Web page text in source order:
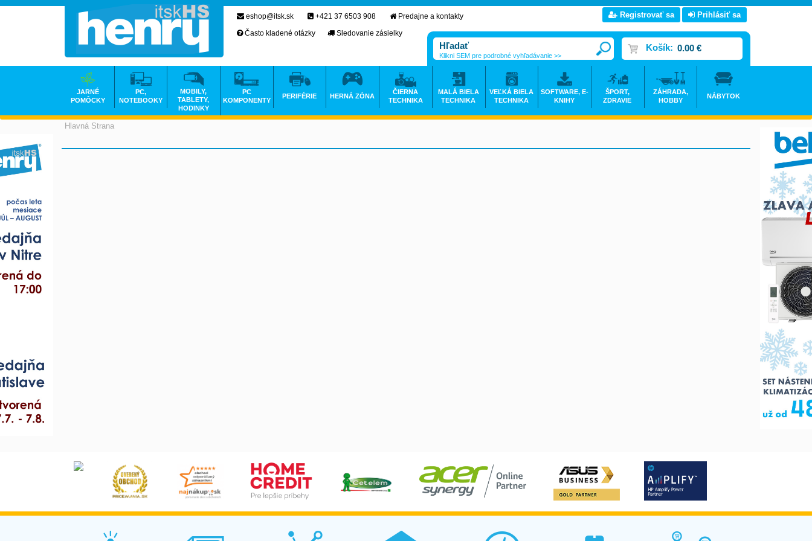
Hlavná Strana
eshop@itsk.sk +421 37 6503 908
Predajne a kontakty
Často kladené otázky
Sledovanie zásielky
Registrovať sa Prihlásiť sa
Košík: 0.00 €
Klikni SEM pre podrobné vyhľadávanie >>
JARNÉ
POMÔCKY
PC,
NOTEBOOKY
MOBILY,
TABLETY,
HODINKY
PC
KOMPONENTY
PERIFÉRIE HERNÁ ZÓNA
ČIERNA
TECHNIKA
MALÁ BIELA
TECHNIKA
VEĽKÁ BIELA
TECHNIKA
SOFTWARE, E-
KNIHY
ŠPORT,
ZDRAVIE
ZÁHRADA,
HOBBY
NÁBYTOK